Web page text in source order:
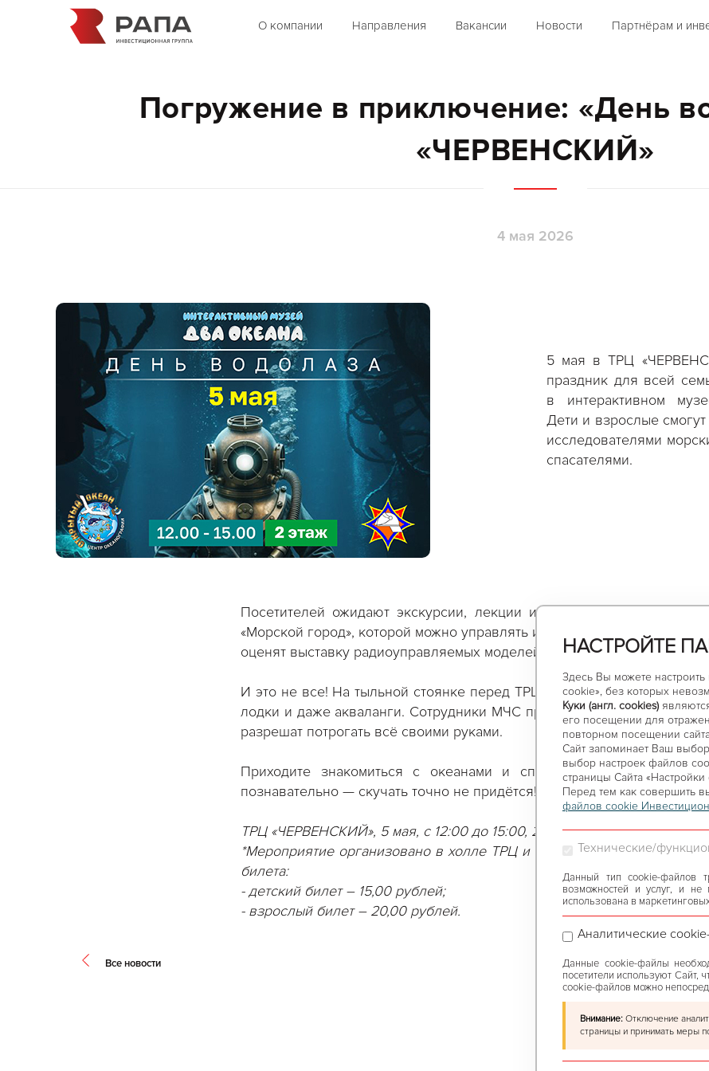
О компании Направления Вакансии Новости Партнёрам и
Погружение в приключение: «День
«ЧЕРВЕНСКИЙ»
4 мая 2026
5 мая в ТРЦ
праздник для всей
в интерактивном
Дети и взрослые
исследователями
спасателями.
Посетителей ожидают экскурсии, лекции и квесты. Одна из
«Морской город», которой можно управлять и наблюдать за
оценят выставку радиоуправляемых моделей кораблей, подлодок и
И это не все! На тыльной стоянке перед ТРЦ развернутся пожарные
лодки и даже акваланги. Сотрудники МЧС проведут живые
разрешат потрогать всё своими руками.
Приходите знакомиться с океанами и спасателями. Будет
познавательно — скучать точно не придётся!
ТРЦ «ЧЕРВЕНСКИЙ», 5 мая, с 12:00 до 15:00, 2 этаж.
*Мероприятие организовано в холле ТРЦ и внутри музея. Вход в
билета:
- детский билет – 15,00 рублей;
- взрослый билет – 20,00 рублей.
Все новости
НАСТРОЙТЕ
Здесь Вы можете
cookie», без которых
Куки (англ. cookies)
его посещении для
повторном посещении
Сайт запоминает Ваш
выбор настроек файлов
страницы Сайта «Настройки
Перед тем как совершить
файлов cookie
Технические/
Данный тип cookie-файлов
возможностей и услуг, и
использована в
Аналитические
Данные cookie-файлы
посетители используют Сайт,
cookie-файлов можно
Внимание: Отключение
страницы и принимать меры